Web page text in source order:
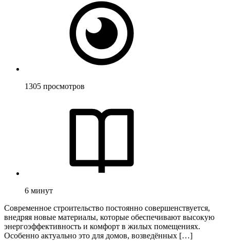
1305 просмотров
6 минут
Современное строительство постоянно совершенствуется,
внедряя новые материалы, которые обеспечивают высокую
энергоэффективность и комфорт в жилых помещениях.
Особенно актуально это для домов, возведённых […]